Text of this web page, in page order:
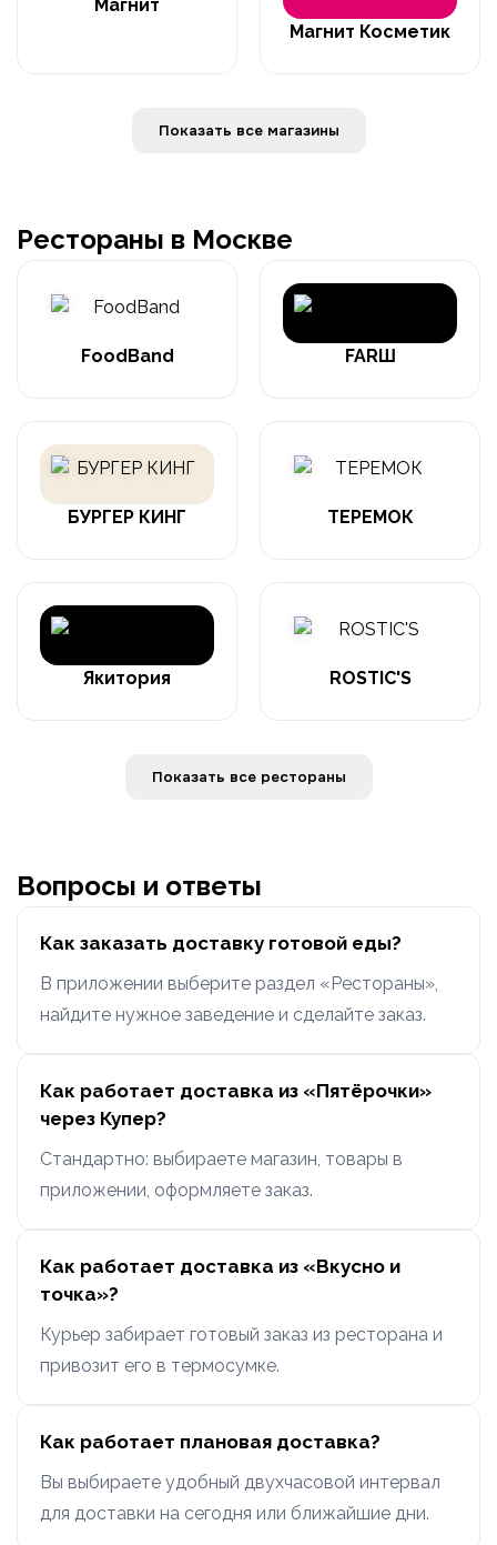
Магнит
Магнит Косметик
Показать все магазины
Рестораны в Москве
FoodBand FARШ
БУРГЕР КИНГ ТЕРЕМОК
Якитория ROSTIC'S
Показать все рестораны
Вопросы и ответы
Как заказать доставку готовой еды?
В приложении выберите раздел «Рестораны»,
найдите нужное заведение и сделайте заказ.
Как работает доставка из «Пятёрочки»
через Купер?
Стандартно: выбираете магазин, товары в
приложении, оформляете заказ.
Как работает доставка из «Вкусно и
точка»?
Курьер забирает готовый заказ из ресторана и
привозит его в термосумке.
Как работает плановая доставка?
Вы выбираете удобный двухчасовой интервал
для доставки на сегодня или ближайшие дни.